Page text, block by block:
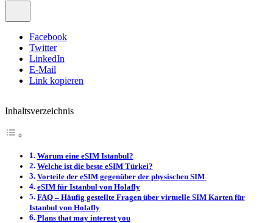
Facebook
Twitter
LinkedIn
E-Mail
Link kopieren
Inhaltsverzeichnis
Warum eine eSIM Istanbul?
Welche ist die beste eSIM Türkei?
Vorteile der eSIM gegenüber der physischen SIM
eSIM für Istanbul von Holafly
FAQ – Häufig gestellte Fragen über virtuelle SIM Karten für
Istanbul von Holafly
Plans that may interest you